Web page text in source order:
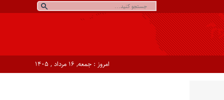
امروز : جمعه, ۱۶ مرداد , ۱۴۰۵